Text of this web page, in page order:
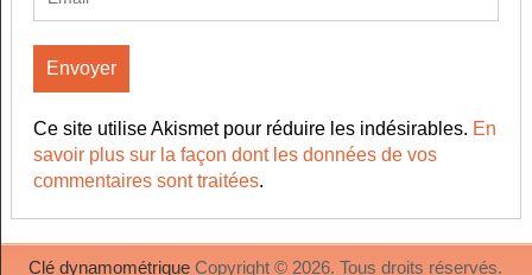
Ce site utilise Akismet pour réduire les indésirables. En
savoir plus sur la façon dont les données de vos
commentaires sont traitées.
Clé dynamométrique Copyright © 2026. Tous droits réservés.